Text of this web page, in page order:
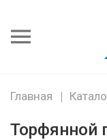
Главная
Торфянной